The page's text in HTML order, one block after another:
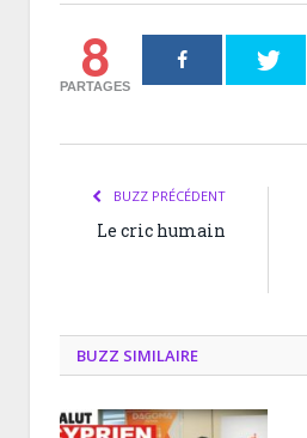
8
PARTAGES
BUZZ PRÉCÉDENT
Le cric humain
BUZZ SIMILAIRE